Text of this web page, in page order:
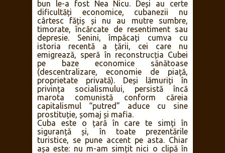
bun le-a fost Nea Nicu. Deși au certe
dificultăți economice, cubanezii nu
cârtesc fățiș și nu au mutre sumbre,
timorate, încărcate de resentiment sau
depresie. Senini, împăcați cumva cu
istoria recentă a țării, cei care nu
emigrează, speră în reconstrucția Cubei
pe baze economice sănătoase
(descentralizare, economie de piață,
proprietate privată). Deși lămuriți în
privința socialismului, persistă încă
marota comunistă conform căreia
capitalismul “putred” aduce cu sine
prostituție, șomaj și mafia.
Cuba este o țară în care te simți în
siguranță și, în toate prezentările
turistice, se pune accent pe asta. Chiar
așa este: nu m-am simțit nici o clipă în